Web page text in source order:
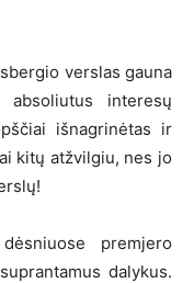
verslas gauna
interesų
išnagrinėtas ir
kitų atžvilgiu, nes jo
premjero
dalykus.